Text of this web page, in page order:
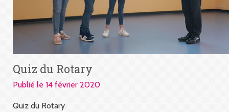
Quiz du Rotary
Publié le 14 février 2020
Quiz du Rotary